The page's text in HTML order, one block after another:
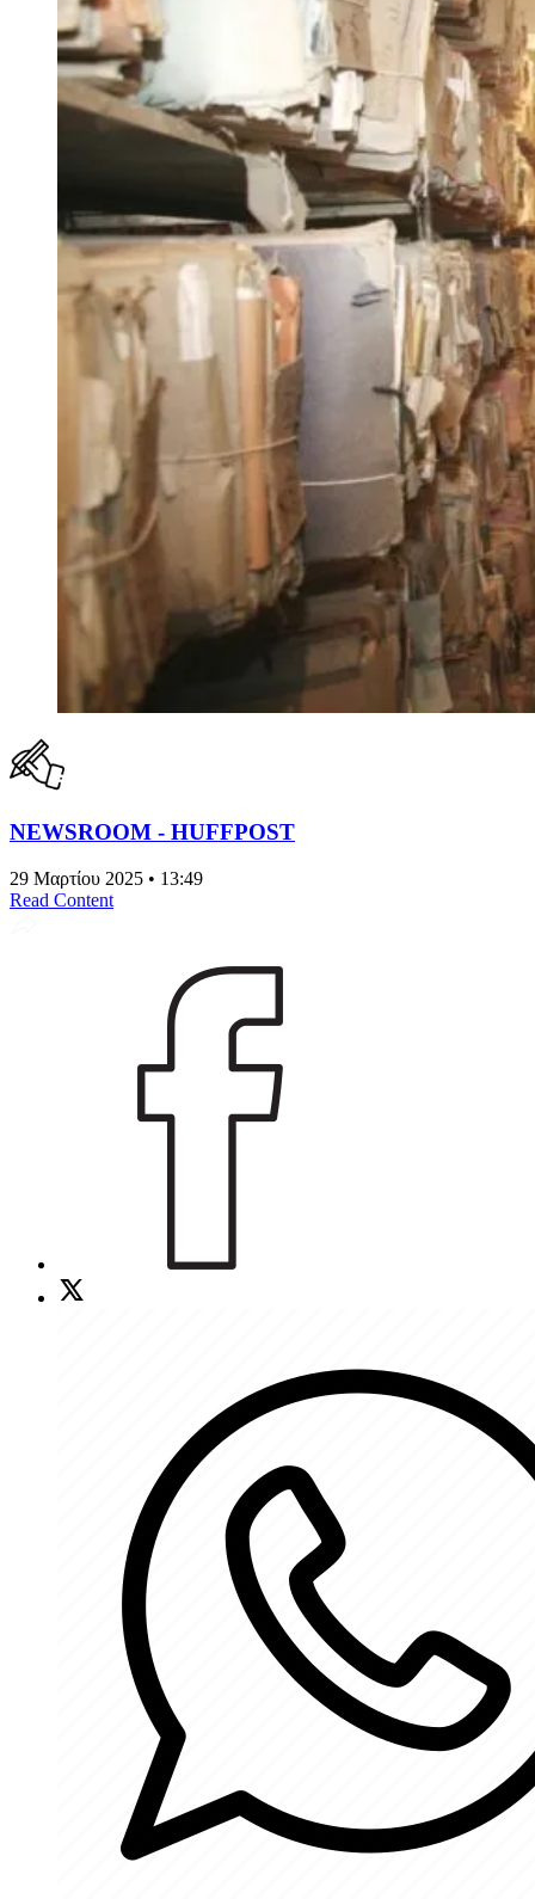
NEWSROOM - HUFFPOST
29 Μαρτίου 2025 • 13:49
Read Content